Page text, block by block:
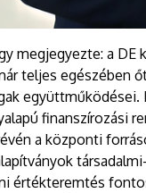
megjegyezte: a
teljes egészében
finanszírozási
a központi
értékteremtés